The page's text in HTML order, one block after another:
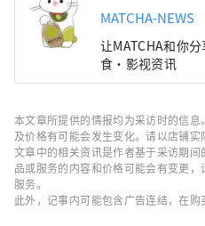
MATCHA-NEWS
让MATCHA和你
食・影视资讯
本文章所提供的情报均为采访时的信
及价格有可能会发生变化。请以店铺实
文章中的相关资讯是作者基于采访期
品或服务的内容和价格可能会有变更
服务。
此外，记事内可能包含广告连结，在购